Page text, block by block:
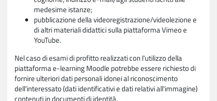
medesime istanze;
pubblicazione della videoregistrazione/videolezione e
di altri materiali didattici sulla piattaforma Vimeo e
YouTube.
Nel caso di esami di profitto realizzati con l'utilizzo della
piattaforma e-learning Moodle potrebbe essere richiesto di
fornire ulteriori dati personali idonei al riconoscimento
dell'interessato (dati identificativi e dati relativi all'immagine)
contenuti in documenti di identità.